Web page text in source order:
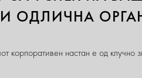
ОДЛИЧНА
корпоративен настан е од клучно